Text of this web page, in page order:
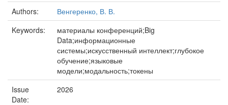
Authors:
Венгеренко, В. В.
Keywords:
материалы конференций;Big
Data;информационные
системы;искусственный интеллект;глубокое
обучение;языковые
модели;модальность;токены
Issue
Date:
2026